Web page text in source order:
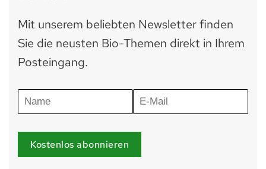
Mit unserem beliebten Newsletter finden
Sie die neusten Bio-Themen direkt in Ihrem
Posteingang.
Kostenlos abonnieren